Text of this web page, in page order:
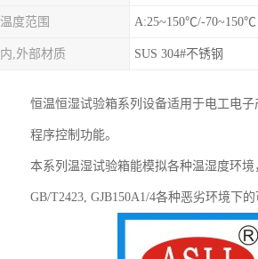
温度范围 A:25~150℃/-70~150℃
内,外部材质 SUS 304#不锈钢
恒温恒湿试验箱系列设备适用于电工电
程序控制功能。
本系列温湿试验箱能模拟各种温湿度环
GB/T2423, GJB150A1/4各种恶劣环境下